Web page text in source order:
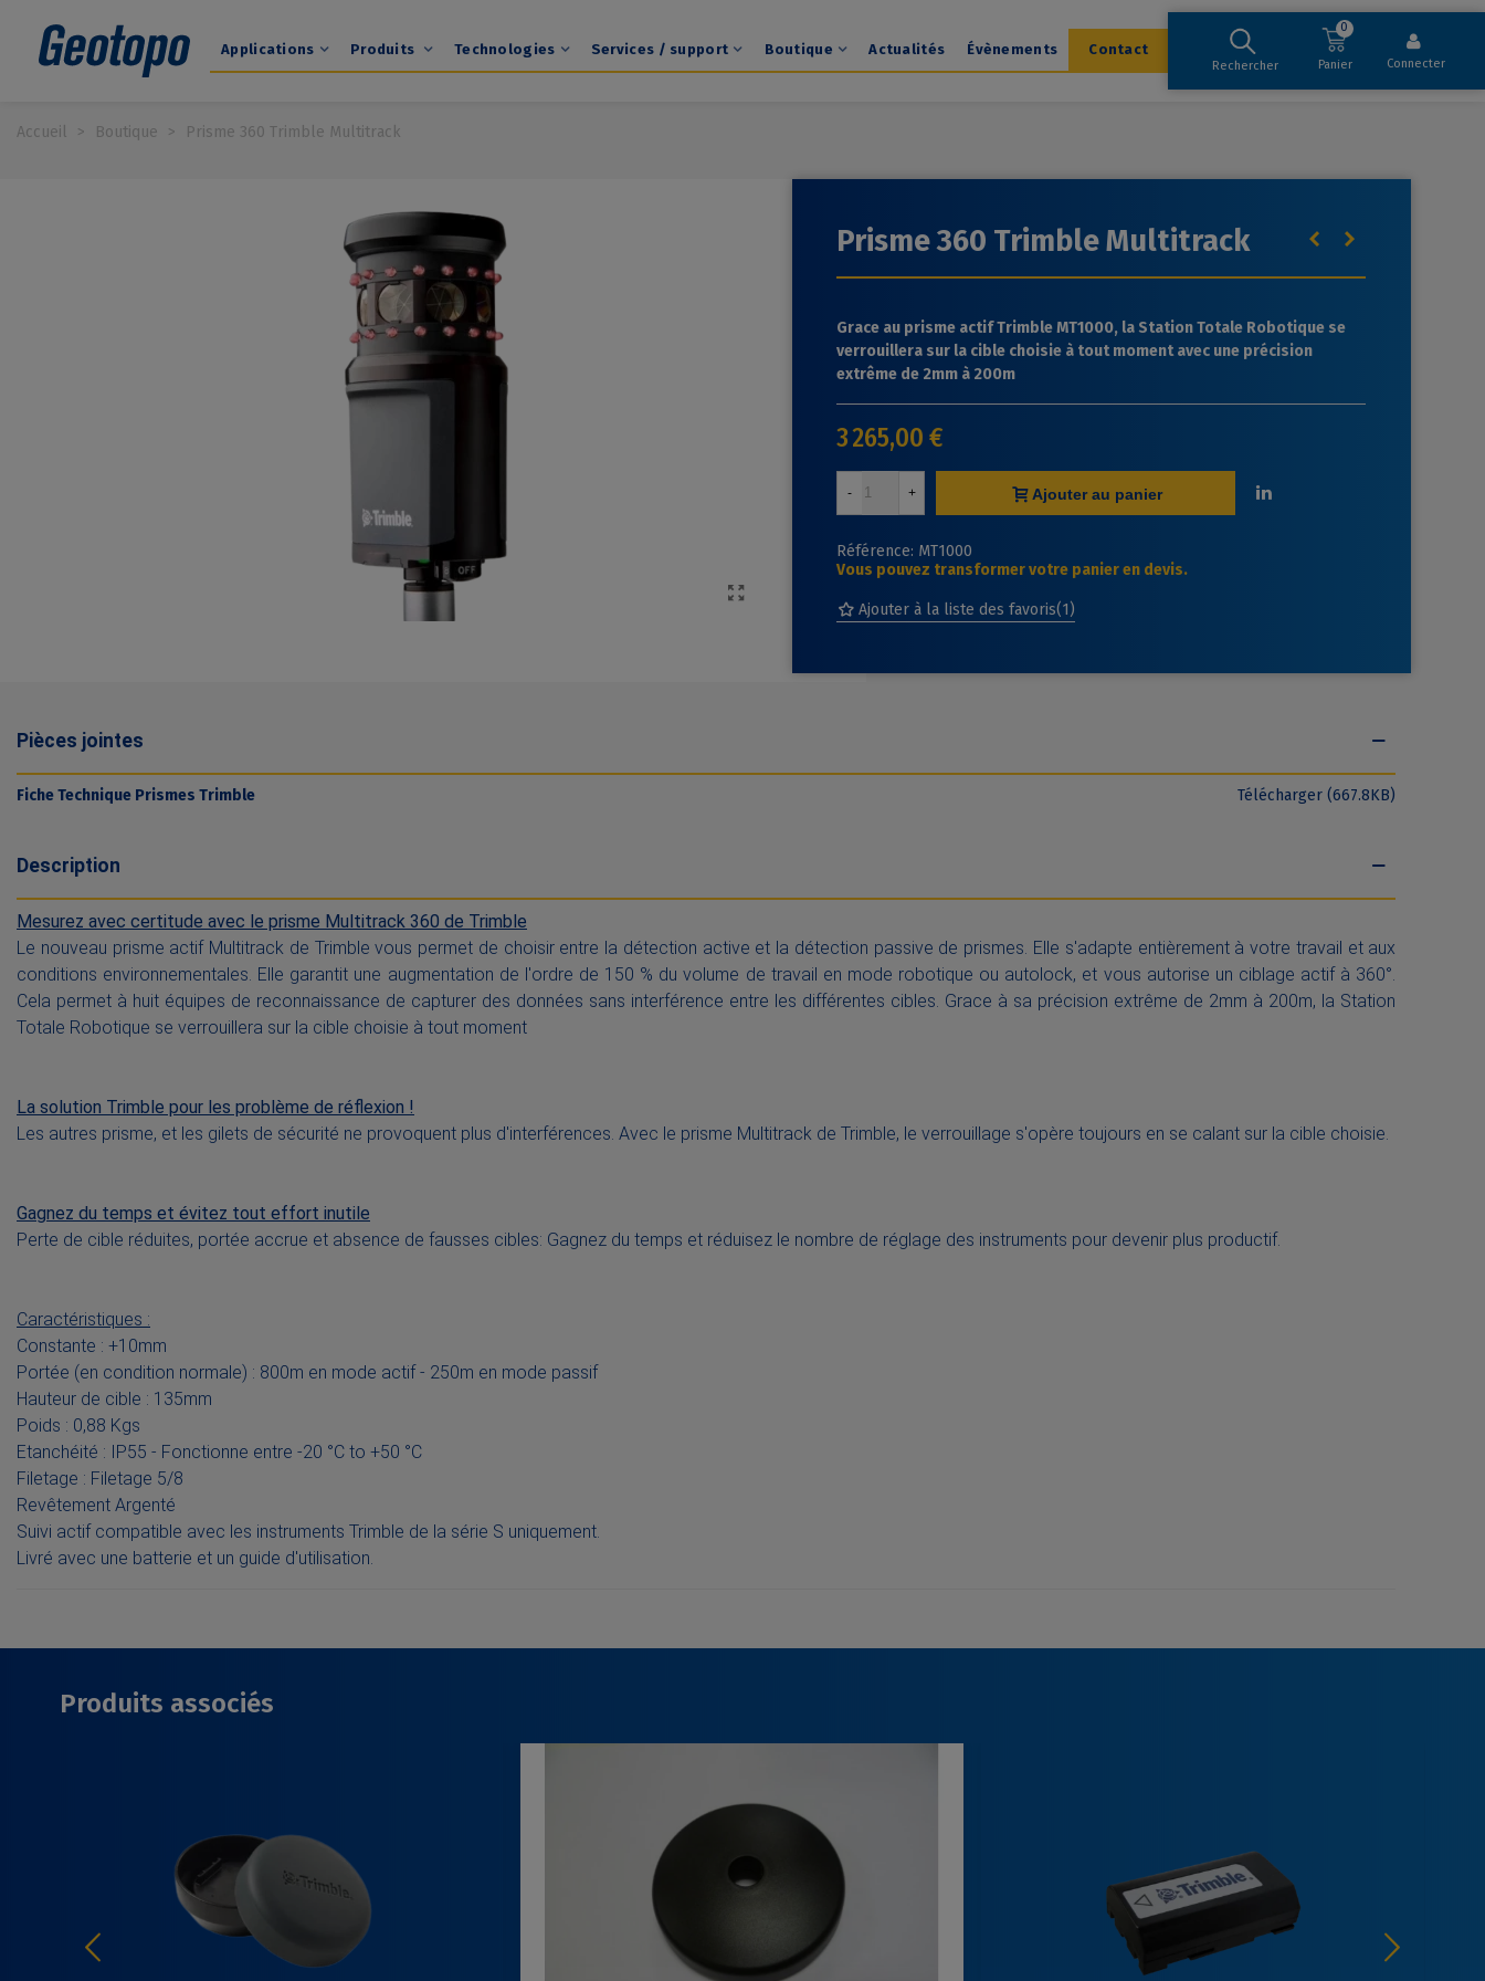
Applications Produits Technologies Services / support Boutique Actualités Évènements Contact
Rechercher Panier
0
Connecter
Accueil > Boutique > Prisme 360 Trimble Multitrack
Prisme 360 Trimble Multitrack
Grace au prisme actif Trimble MT1000, la Station Totale Robotique se
verrouillera sur la cible choisie à tout moment avec une précision
extrême de 2mm à 200m
3 265,00 €
- + Ajouter au panier
Référence: MT1000
Vous pouvez transformer votre panier en devis.
Ajouter à la liste des favoris(1)
Description
Mesurez avec certitude avec le prisme Multitrack 360 de Trimble
Le nouveau prisme actif Multitrack de Trimble vous permet de choisir entre la détection active et la détection passive de prismes. Elle s'adapte entièrement à votre travail et aux
conditions environnementales. Elle garantit une augmentation de l'ordre de 150 % du volume de travail en mode robotique ou autolock, et vous autorise un ciblage actif à 360°.
Cela permet à huit équipes de reconnaissance de capturer des données sans interférence entre les différentes cibles. Grace à sa précision extrême de 2mm à 200m, la Station
Totale Robotique se verrouillera sur la cible choisie à tout moment
La solution Trimble pour les problème de réflexion !
Les autres prisme, et les gilets de sécurité ne provoquent plus d'interférences. Avec le prisme Multitrack de Trimble, le verrouillage s'opère toujours en se calant sur la cible choisie.
Gagnez du temps et évitez tout effort inutile
Perte de cible réduites, portée accrue et absence de fausses cibles: Gagnez du temps et réduisez le nombre de réglage des instruments pour devenir plus productif.
Caractéristiques :
Constante : +10mm
Portée (en condition normale) : 800m en mode actif - 250m en mode passif
Hauteur de cible : 135mm
Poids : 0,88 Kgs
Etanchéité : IP55 - Fonctionne entre -20 °C to +50 °C
Filetage : Filetage 5/8
Revêtement Argenté
Suivi actif compatible avec les instruments Trimble de la série S uniquement.
Livré avec une batterie et un guide d'utilisation.
Pièces jointes
Fiche Technique Prismes Trimble Télécharger (667.8KB)
Produits associés